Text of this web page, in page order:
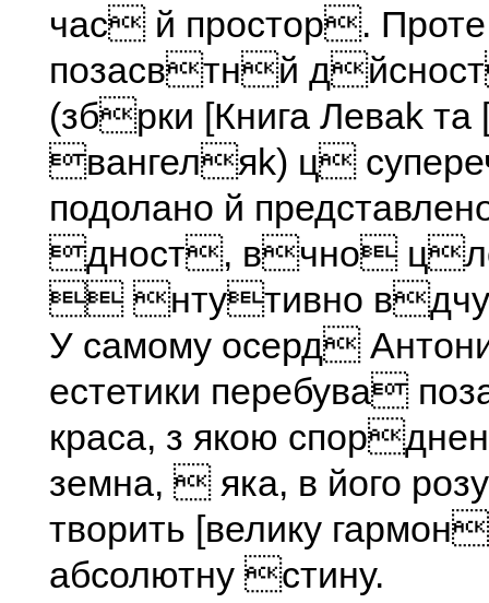
час й простор.
позасвтнй
(збрки [Книга Леваk та
вангеляk) ц
подолано й
дност, вчно
 нтутивно
У самому осерд
естетики перебува
краса, з якою
земна,  яка, в його
творить [велику
абсолютну стину.